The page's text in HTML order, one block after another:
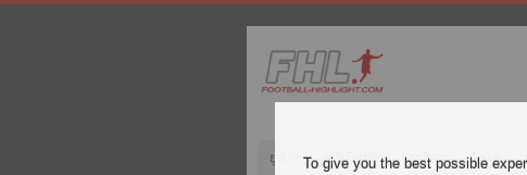
ยูฟ่าฯ พรีเมียร์ลีก ลาลีกา กัลโช่
To give you the best possible